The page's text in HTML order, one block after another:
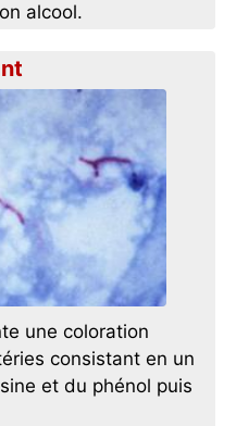
alcool.
une coloration
consistant en un
et du phénol puis